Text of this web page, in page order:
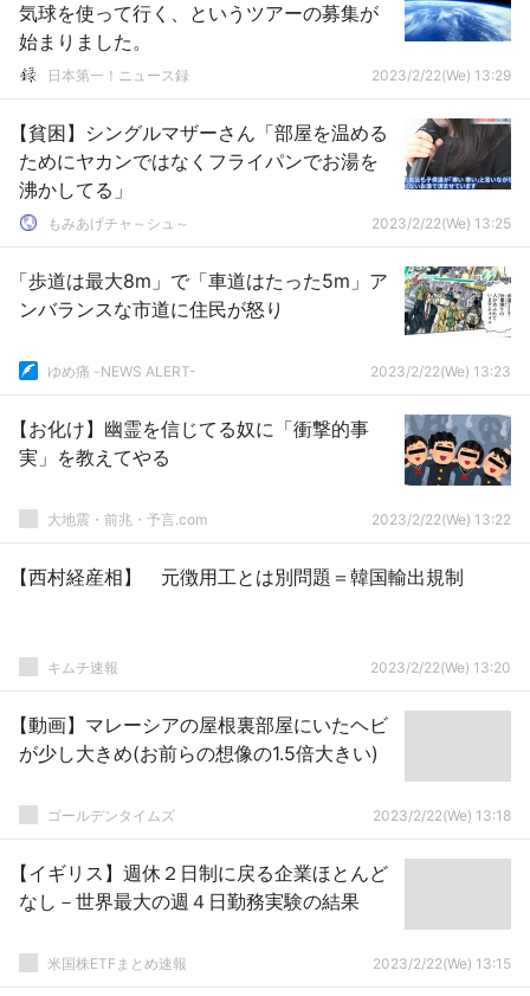
気球を使って行く、というツアーの募集が
始まりました。
日本第一！ニュース録 2023/2/22(We) 13:29
【貧困】シングルマザーさん「部屋を温める
ためにヤカンではなくフライパンでお湯を
沸かしてる」
もみあげチャ～シュ～ 2023/2/22(We) 13:25
「歩道は最大8m」で「車道はたった5m」ア
ンバランスな市道に住民が怒り
ゆめ痛 -NEWS ALERT- 2023/2/22(We) 13:23
【お化け】幽霊を信じてる奴に「衝撃的事
実」を教えてやる
大地震・前兆・予言.com 2023/2/22(We) 13:22
【西村経産相】 元徴用工とは別問題＝韓国輸出規制
キムチ速報 2023/2/22(We) 13:20
【動画】マレーシアの屋根裏部屋にいたヘビ
が少し大きめ(お前らの想像の1.5倍大きい)
ゴールデンタイムズ 2023/2/22(We) 13:18
【イギリス】週休２日制に戻る企業ほとんど
なし－世界最大の週４日勤務実験の結果
米国株ETFまとめ速報 2023/2/22(We) 13:15